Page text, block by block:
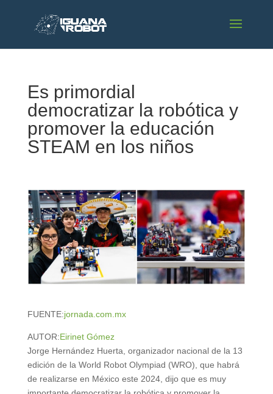
Es primordial
democratizar la robótica y
promover la educación
STEAM en los niños
FUENTE:jornada.com.mx
AUTOR:Eirinet Gómez
Jorge Hernández Huerta, organizador nacional de la 13
edición de la World Robot Olympiad (WRO), que habrá
de realizarse en México este 2024, dijo que es muy